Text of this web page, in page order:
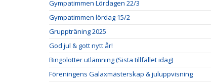
Gympatimmen Lördagen 22/3
Gympatimmen lördag 15/2
Gruppträning 2025
God jul & gott nytt år!
Bingolotter utlämning (Sista tillfället idag)
Föreningens Galaxmästerskap & juluppvisning